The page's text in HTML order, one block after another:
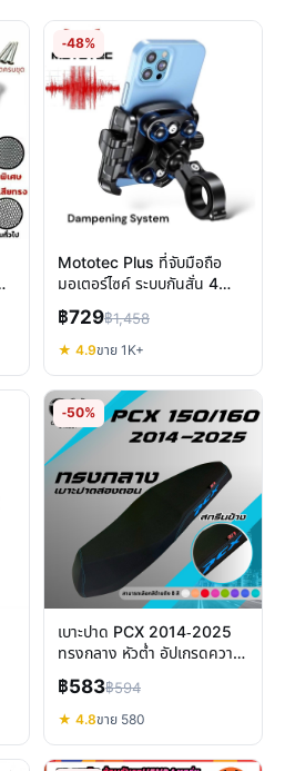
-48%
Mototec Plus ที่จับมือถือ
มอเตอร์ไซค์ ระบบกันสั่น 4
แกน ปกป้องกล้องปลดเร็ว
฿729฿1,458
★ 4.9ขาย 1K+
-50%
เบาะปาด PCX 2014-2025
ทรงกลาง หัวต่ำ อัปเกรดความ
สบาย สไตล์เฉพาะคุณ
฿583฿594
★ 4.8ขาย 580